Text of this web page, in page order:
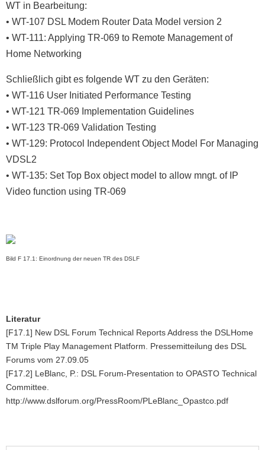
WT in Bearbeitung:
• WT-107 DSL Modem Router Data Model version 2
• WT-111: Applying TR-069 to Remote Management of
Home Networking
Schließlich gibt es folgende WT zu den Geräten:
• WT-116 User Initiated Performance Testing
• WT-121 TR-069 Implementation Guidelines
• WT-123 TR-069 Validation Testing
• WT-129: Protocol Independent Object Model For Managing
VDSL2
• WT-135: Set Top Box object model to allow mngt. of IP
Video function using TR-069
Bild F 17.1: Einordnung der neuen TR des DSLF
Literatur
[F17.1] New DSL Forum Technical Reports Address the DSLHome
TM Triple Play Management Platform. Pressemitteilung des DSL
Forums vom 27.09.05
[F17.2] LeBlanc, P.: DSL Forum-Presentation to OPASTO Technical
Committee.
http://www.dslforum.org/PressRoom/PLeBlanc_Opastco.pdf